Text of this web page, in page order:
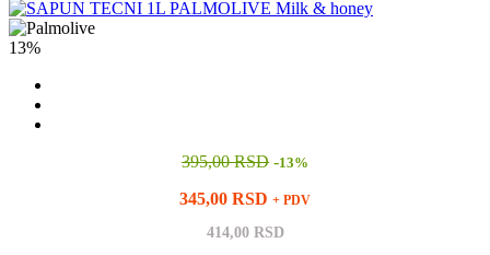
13%
395,00 RSD -13%
345,00 RSD + PDV
414,00 RSD